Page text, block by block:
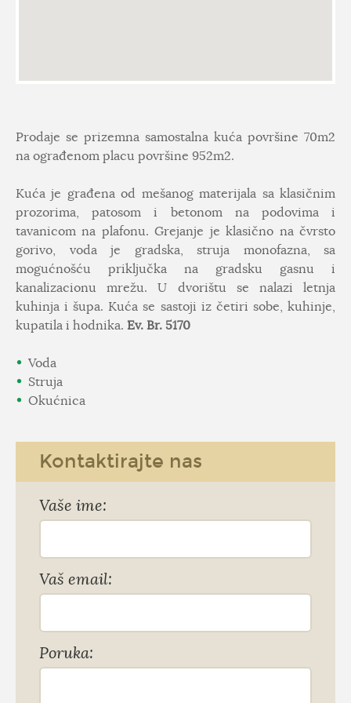
Prodaje se prizemna samostalna kuća površine 70m2
na ograđenom placu površine 952m2.
Kuća je građena od mešanog materijala sa klasičnim
prozorima, patosom i betonom na podovima i
tavanicom na plafonu. Grejanje je klasično na čvrsto
gorivo, voda je gradska, struja monofazna, sa
mogućnošću priključka na gradsku gasnu i
kanalizacionu mrežu. U dvorištu se nalazi letnja
kuhinja i šupa. Kuća se sastoji iz četiri sobe, kuhinje,
kupatila i hodnika. Ev. Br. 5170
Voda
Struja
Okućnica
Kontaktirajte nas
Vaše ime:
Vaš email:
Poruka: